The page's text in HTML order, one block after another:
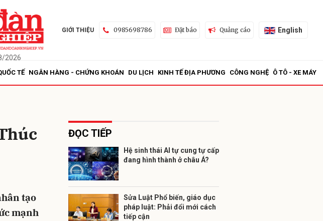
2026
GIỚI THIỆU 0985698786 Đặt báo Quảng cáo English
TẾ NGÂN HÀNG - CHỨNG KHOÁN DU LỊCH KINH TẾ ĐỊA PHƯƠNG CÔNG NGHỆ Ô TÔ - XE MÁY
tạo
mạnh
ĐỌC TIẾP
Hệ sinh thái AI tự cung tự cấp
đang hình thành ở châu Á?
Sửa Luật Phổ biến, giáo dục
pháp luật: Phải đổi mới cách
tiếp cận
Gửi